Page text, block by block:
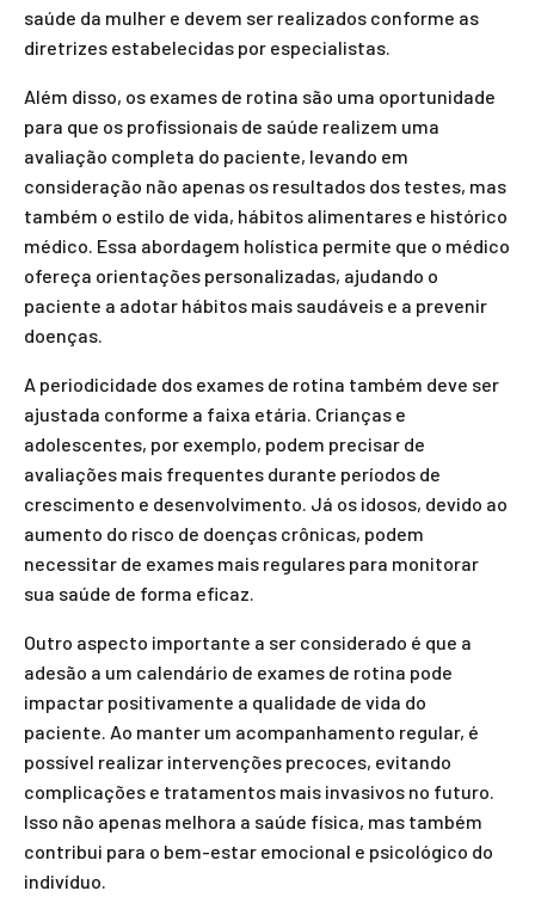
saúde da mulher e devem ser realizados conforme as
diretrizes estabelecidas por especialistas.
Além disso, os exames de rotina são uma oportunidade
para que os profissionais de saúde realizem uma
avaliação completa do paciente, levando em
consideração não apenas os resultados dos testes, mas
também o estilo de vida, hábitos alimentares e histórico
médico. Essa abordagem holística permite que o médico
ofereça orientações personalizadas, ajudando o
paciente a adotar hábitos mais saudáveis e a prevenir
doenças.
A periodicidade dos exames de rotina também deve ser
ajustada conforme a faixa etária. Crianças e
adolescentes, por exemplo, podem precisar de
avaliações mais frequentes durante períodos de
crescimento e desenvolvimento. Já os idosos, devido ao
aumento do risco de doenças crônicas, podem
necessitar de exames mais regulares para monitorar
sua saúde de forma eficaz.
Outro aspecto importante a ser considerado é que a
adesão a um calendário de exames de rotina pode
impactar positivamente a qualidade de vida do
paciente. Ao manter um acompanhamento regular, é
possível realizar intervenções precoces, evitando
complicações e tratamentos mais invasivos no futuro.
Isso não apenas melhora a saúde física, mas também
contribui para o bem-estar emocional e psicológico do
indivíduo.